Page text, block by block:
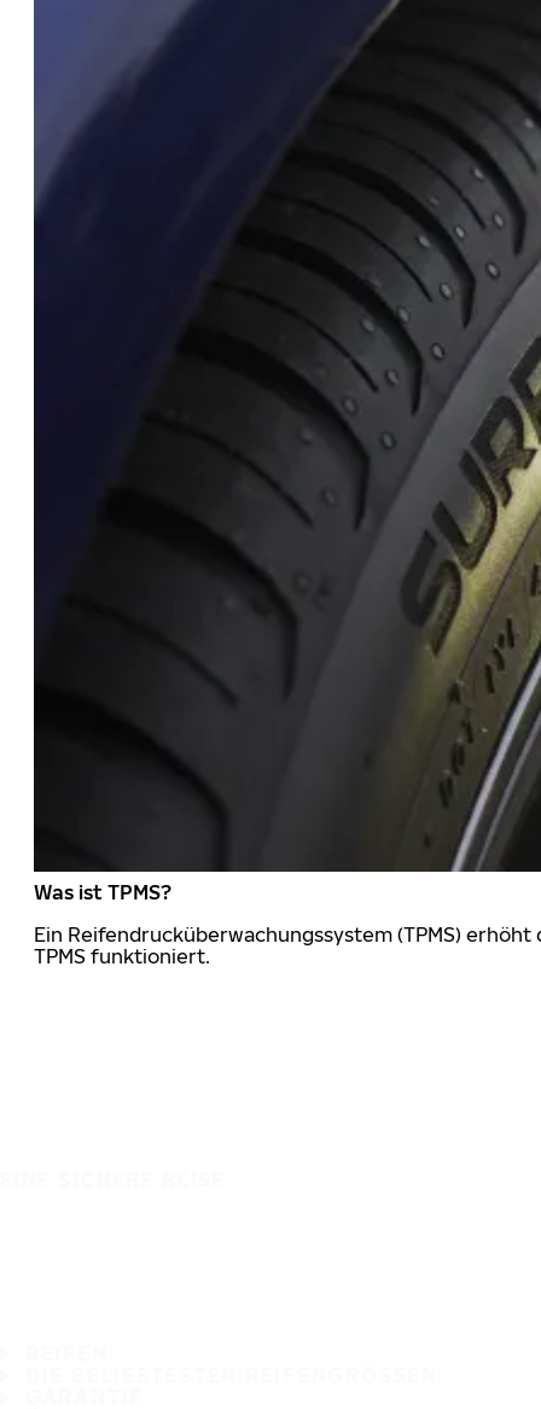
Was ist TPMS?
Ein Reifendrucküberwachungssystem (TPMS)
TPMS funktioniert.